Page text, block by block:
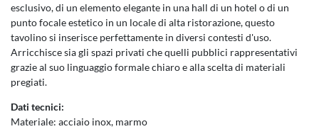
esclusivo, di un elemento elegante in una hall di un hotel o di un
punto focale estetico in un locale di alta ristorazione, questo
tavolino si inserisce perfettamente in diversi contesti d'uso.
Arricchisce sia gli spazi privati che quelli pubblici rappresentativi
grazie al suo linguaggio formale chiaro e alla scelta di materiali
pregiati.
Dati tecnici:
Materiale: acciaio inox, marmo